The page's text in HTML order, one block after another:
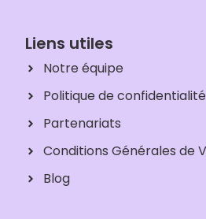
Liens utiles
Notre équipe
Politique de confidentialité
Partenariats
Conditions Générales de
Blog